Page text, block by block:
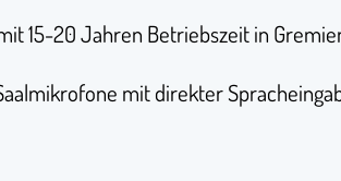
15-20 Jahren Betriebszeit in
mit direkter